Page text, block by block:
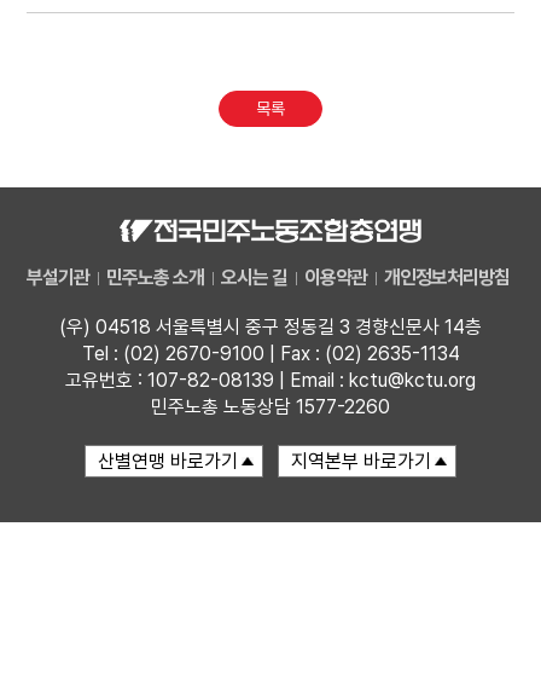
목록
부설기관 민주노총 소개 오시는 길 이용약관 개인정보처리방침
(우) 04518 서울특별시 중구 정동길 3 경향신문사 14층
Tel : (02) 2670-9100 | Fax : (02) 2635-1134
고유번호 : 107-82-08139 | Email : kctu@kctu.org
민주노총 노동상담 1577-2260
찾아보기